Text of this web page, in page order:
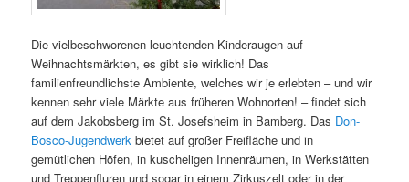
Die vielbeschworenen leuchtenden Kinderaugen auf
Weihnachtsmärkten, es gibt sie wirklich! Das
familienfreundlichste Ambiente, welches wir je erlebten – und wir
kennen sehr viele Märkte aus früheren Wohnorten! – findet sich
auf dem Jakobsberg im St. Josefsheim in Bamberg. Das Don-
Bosco-Jugendwerk bietet auf großer Freifläche und in
gemütlichen Höfen, in kuscheligen Innenräumen, in Werkstätten
und Treppenfluren und sogar in einem Zirkuszelt oder in der